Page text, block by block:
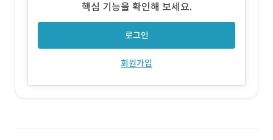
핵심 기능을 확인해 보세요.
로그인
회원가입